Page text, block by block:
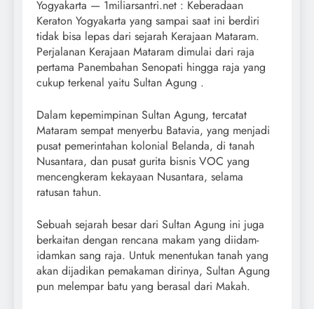
Yogyakarta — 1miliarsantri.net : Keberadaan
Keraton Yogyakarta yang sampai saat ini berdiri
tidak bisa lepas dari sejarah Kerajaan Mataram.
Perjalanan Kerajaan Mataram dimulai dari raja
pertama Panembahan Senopati hingga raja yang
cukup terkenal yaitu Sultan Agung .
Dalam kepemimpinan Sultan Agung, tercatat
Mataram sempat menyerbu Batavia, yang menjadi
pusat pemerintahan kolonial Belanda, di tanah
Nusantara, dan pusat gurita bisnis VOC yang
mencengkeram kekayaan Nusantara, selama
ratusan tahun.
Sebuah sejarah besar dari Sultan Agung ini juga
berkaitan dengan rencana makam yang diidam-
idamkan sang raja. Untuk menentukan tanah yang
akan dijadikan pemakaman dirinya, Sultan Agung
pun melempar batu yang berasal dari Makah.